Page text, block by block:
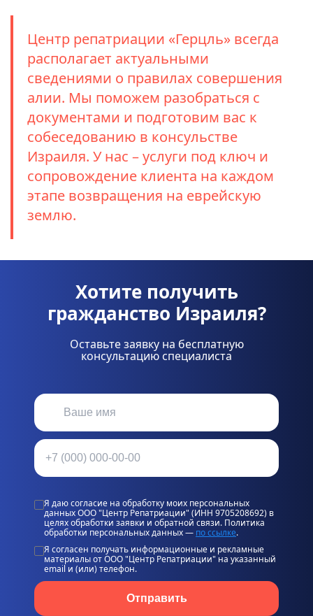
Центр репатриации «Герцль» всегда
располагает актуальными
сведениями о правилах совершения
алии. Мы поможем разобраться с
документами и подготовим вас к
собеседованию в консульстве
Израиля. У нас – услуги под ключ и
сопровождение клиента на каждом
этапе возвращения на еврейскую
землю.
Хотите получить
гражданство Израиля?
Оставьте заявку на бесплатную
консультацию специалиста
Я даю согласие на обработку моих персональных
данных ООО "Центр Репатриации" (ИНН 9705208692) в
целях обработки заявки и обратной связи. Политика
обработки персональных данных — по ссылке.
Я согласен получать информационные и рекламные
материалы от ООО "Центр Репатриации" на указанный
email и (или) телефон.
Отправить